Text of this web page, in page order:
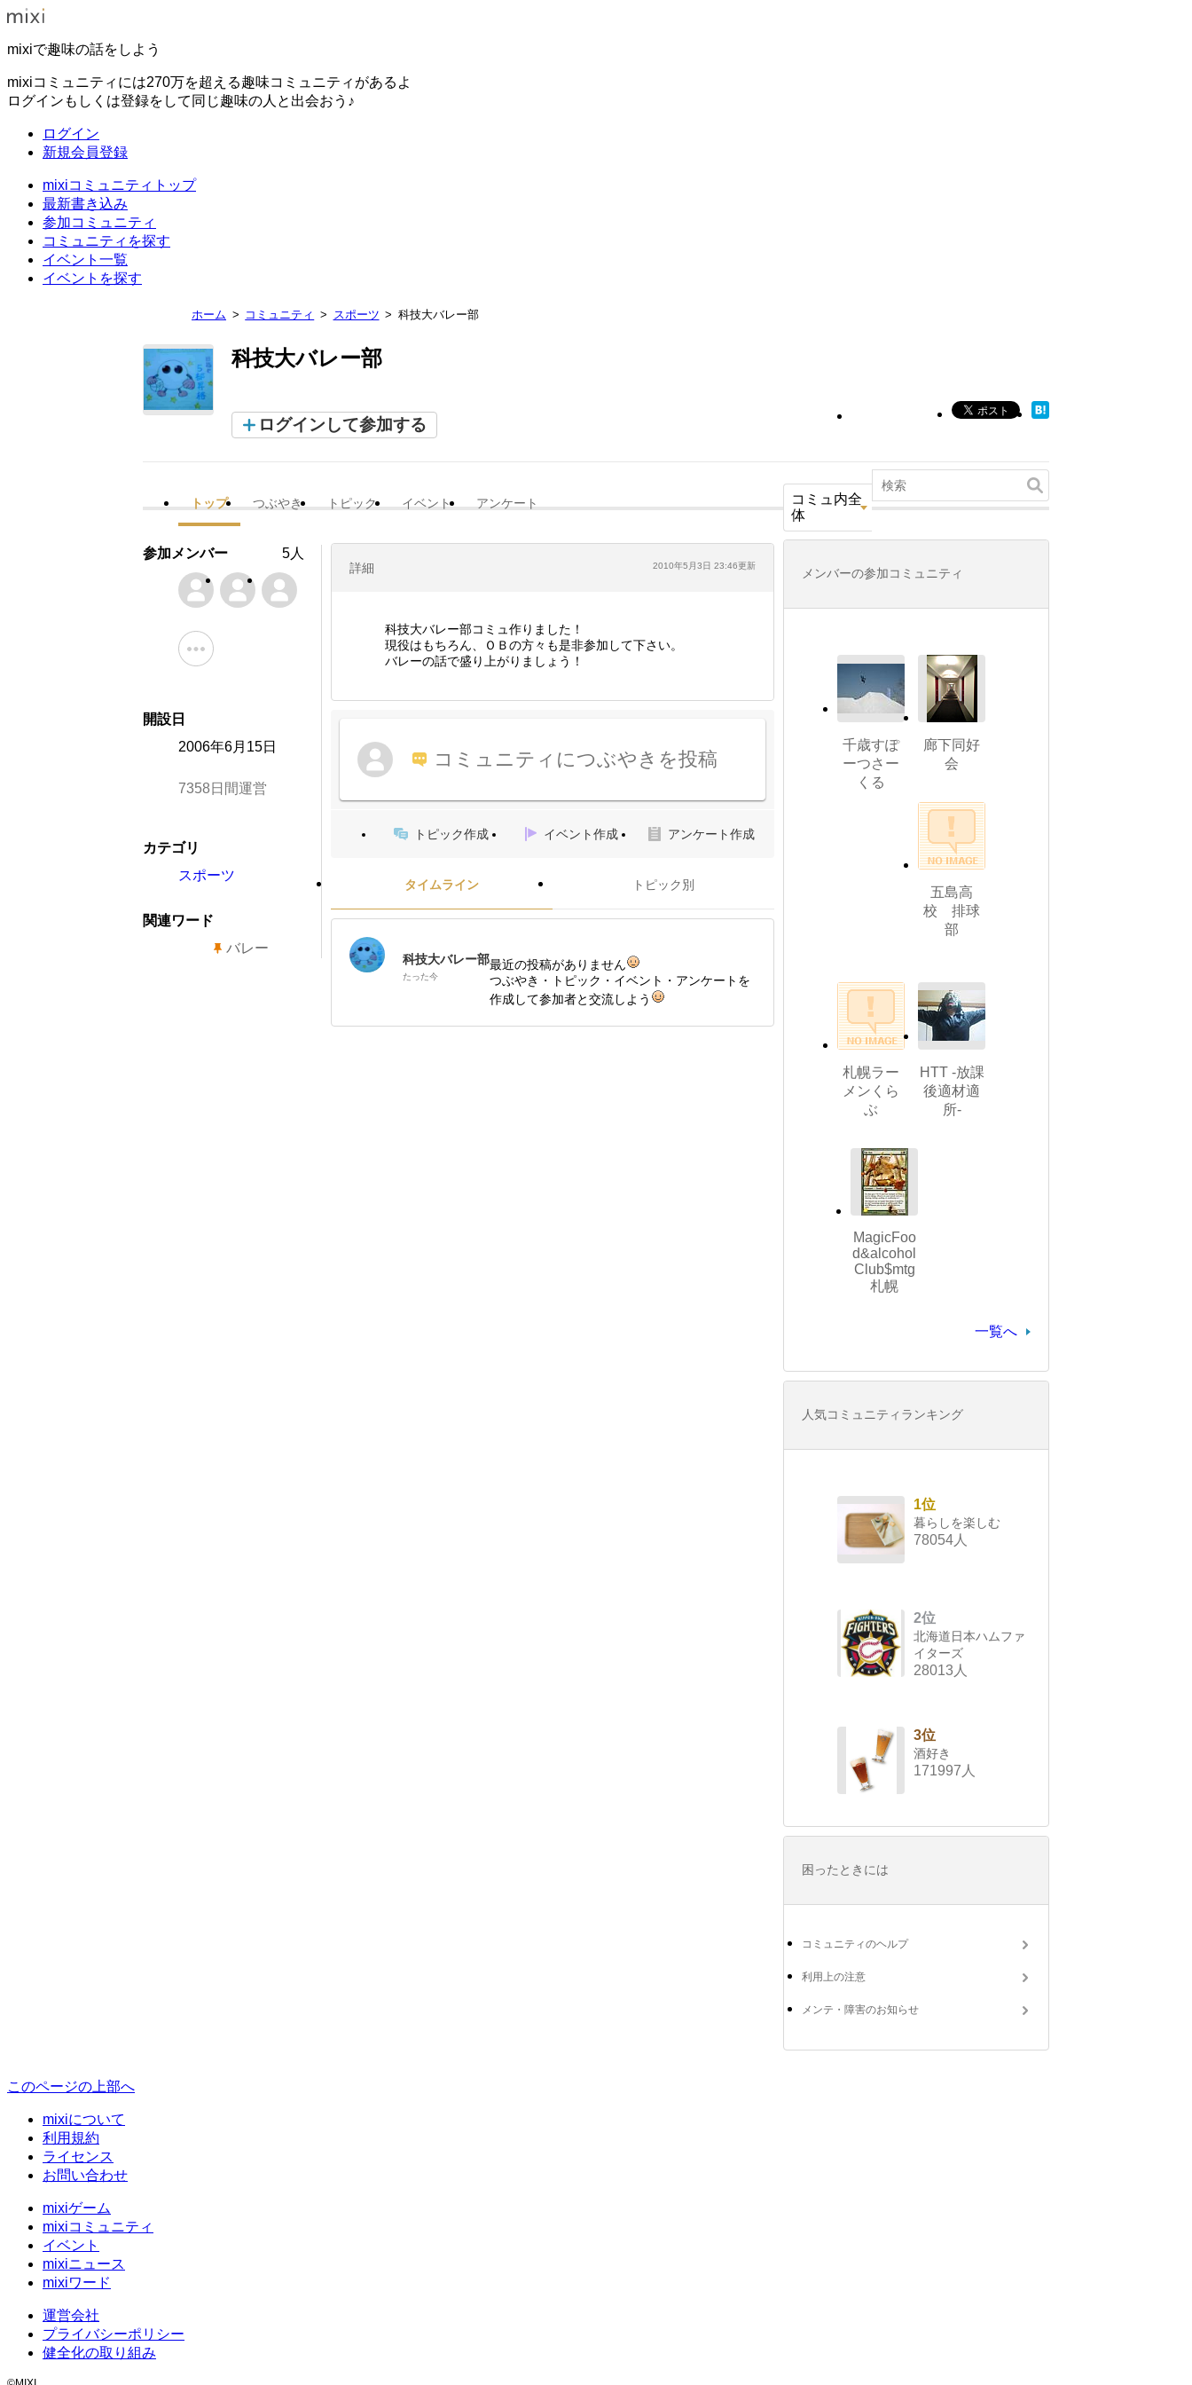
mixiで趣味の話をしよう
mixiコミュニティには270万を超える趣味コミュニティがあるよ
ログインもしくは登録をして同じ趣味の人と出会おう♪
ログイン
新規会員登録
mixiコミュニティトップ
最新書き込み
参加コミュニティ
コミュニティを探す
イベント一覧
イベントを探す
ホーム コミュニティ スポーツ 科技大バレー部
科技大バレー部
ログインして参加する
トップ つぶやき トピック イベント アンケート
コミュ内全
体
詳細 2010年5月3日 23:46更新
科技大バレー部コミュ作りました！
現役はもちろん、ＯＢの方々も是非参加して下さい。
バレーの話で盛り上がりましょう！
コミュニティにつぶやきを投稿
トピック作成 イベント作成 アンケート作成
タイムライン トピック別
科技大バレー部
たった今
最近の投稿がありません
つぶやき・トピック・イベント・アンケートを
作成して参加者と交流しよう
参加メンバー 5人
開設日
2006年6月15日
7358日間運営
カテゴリ
スポーツ
関連ワード
バレー
メンバーの参加コミュニティ
千歳すぽ
ーつさー
くる
廊下同好
会
五島高
校 排球
部
札幌ラー
メンくら
ぶ
HTT -放課
後適材適
所-
MagicFoo
d&alcohol
Club$mtg
札幌
一覧へ
人気コミュニティランキング
1位
暮らしを楽しむ
78054人
2位
北海道日本ハムファ
イターズ
28013人
3位
酒好き
171997人
困ったときには
コミュニティのヘルプ
利用上の注意
メンテ・障害のお知らせ
このページの上部へ
mixiについて
利用規約
ライセンス
お問い合わせ
mixiゲーム
mixiコミュニティ
イベント
mixiニュース
mixiワード
運営会社
プライバシーポリシー
健全化の取り組み